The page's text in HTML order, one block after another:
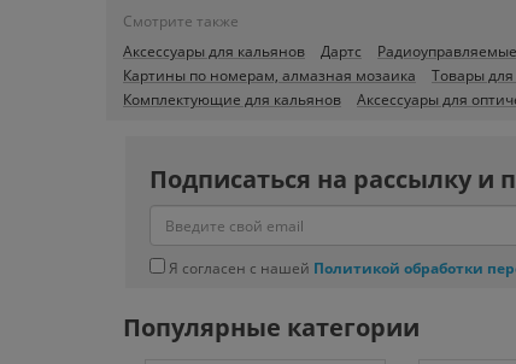
Смотрите также
Аксессуары для кальянов
Дартс
Картины по номерам, алмазная мозаика
Товары
Комплектующие для кальянов
Аксессуары для
Подписаться на рассылку и
Я согласен с нашей Политикой обработки
Популярные категории